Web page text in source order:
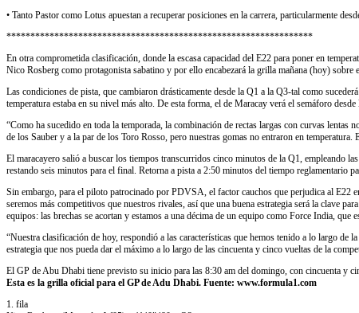
• Tanto Pastor como Lotus apuestan a recuperar posiciones en la carrera, particularmente
****************************************************************
En otra comprometida clasificación, donde la escasa capacidad del E22 para poner en
Nico Rosberg como protagonista sabatino y por ello encabezará la grilla mañana (hoy)
Las condiciones de pista, que cambiaron drásticamente desde la Q1 a la Q3-tal como
temperatura estaba en su nivel más alto. De esta forma, el de Maracay verá el semáforo
“Como ha sucedido en toda la temporada, la combinación de rectas largas con curvas
de los Sauber y a la par de los Toro Rosso, pero nuestras gomas no entraron en
El maracayero salió a buscar los tiempos transcurridos cinco minutos de la Q1, empleando
restando seis minutos para el final. Retorna a pista a 2:50 minutos del tiempo reglamentario
Sin embargo, para el piloto patrocinado por PDVSA, el factor cauchos que perjudica al E22
seremos más competitivos que nuestros rivales, así que una buena estrategia será la clave
equipos: las brechas se acortan y estamos a una décima de un equipo como Force India, que
“Nuestra clasificación de hoy, respondió a las características que hemos tenido a lo largo de
estrategia que nos pueda dar el máximo a lo largo de las cincuenta y cinco vueltas de la
El GP de Abu Dhabi tiene previsto su inicio para las 8:30 am del domingo, con cincuenta y
Esta es la grilla oficial para el GP de Adu Dhabi. Fuente: www.formula1.com
1. fila